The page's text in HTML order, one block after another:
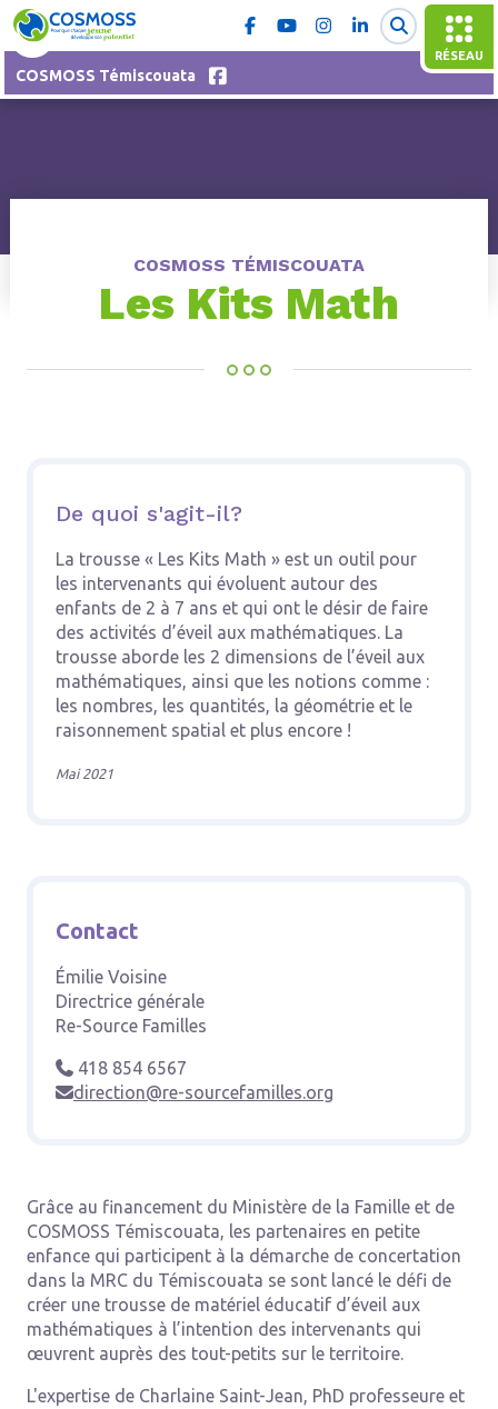
RÉSEAU
COSMOSS Témiscouata
COSMOSS TÉMISCOUATA
Les Kits Math
De quoi s'agit-il?
La trousse « Les Kits Math » est un outil pour
les intervenants qui évoluent autour des
enfants de 2 à 7 ans et qui ont le désir de faire
des activités d’éveil aux mathématiques. La
trousse aborde les 2 dimensions de l’éveil aux
mathématiques, ainsi que les notions comme :
les nombres, les quantités, la géométrie et le
raisonnement spatial et plus encore !
Mai 2021
Contact
Émilie Voisine
Directrice générale
Re-Source Familles
418 854 6567
direction@re-sourcefamilles.org
Grâce au financement du Ministère de la Famille et de
COSMOSS Témiscouata, les partenaires en petite
enfance qui participent à la démarche de concertation
dans la MRC du Témiscouata se sont lancé le défi de
créer une trousse de matériel éducatif d’éveil aux
mathématiques à l’intention des intervenants qui
œuvrent auprès des tout-petits sur le territoire.
L'expertise de Charlaine Saint-Jean, PhD professeure et